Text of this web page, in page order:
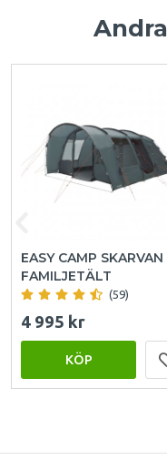
EASY CAMP SKARVAN
FAMILJETÄLT
(59)
4 995 kr
KÖP